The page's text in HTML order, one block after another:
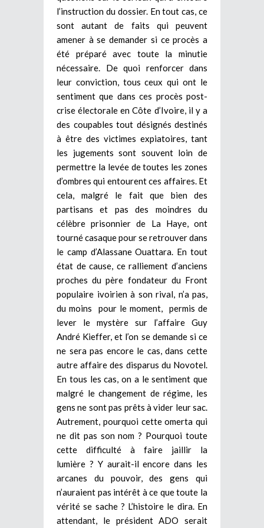
l’instruction du dossier. En tout cas, ce
sont autant de faits qui peuvent
amener à se demander si ce procès a
été préparé avec toute la minutie
nécessaire. De quoi renforcer dans
leur conviction, tous ceux qui ont le
sentiment que dans ces procès post-
crise électorale en Côte d’Ivoire, il y a
des coupables tout désignés destinés
à être des victimes expiatoires, tant
les jugements sont souvent loin de
permettre la levée de toutes les zones
d’ombres qui entourent ces affaires. Et
cela, malgré le fait que bien des
partisans et pas des moindres du
célèbre prisonnier de La Haye, ont
tourné casaque pour se retrouver dans
le camp d’Alassane Ouattara. En tout
état de cause, ce ralliement d’anciens
proches du père fondateur du Front
populaire ivoirien à son rival, n’a pas,
du moins pour le moment, permis de
lever le mystère sur l’affaire Guy
André Kieffer, et l’on se demande si ce
ne sera pas encore le cas, dans cette
autre affaire des disparus du Novotel.
En tous les cas, on a le sentiment que
malgré le changement de régime, les
gens ne sont pas prêts à vider leur sac.
Autrement, pourquoi cette omerta qui
ne dit pas son nom ? Pourquoi toute
cette difficulté à faire jaillir la
lumière ? Y aurait-il encore dans les
arcanes du pouvoir, des gens qui
n’auraient pas intérêt à ce que toute la
vérité se sache ? L’histoire le dira. En
attendant, le président ADO serait